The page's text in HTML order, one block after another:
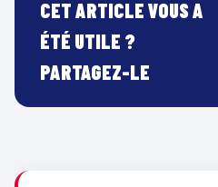
CET ARTICLE VOUS A
ÉTÉ UTILE ?
PARTAGEZ-LE